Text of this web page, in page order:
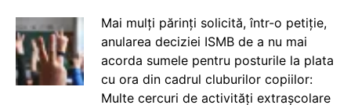
Mai mulți părinți solicită, într-o petiție,
anularea deciziei ISMB de a nu mai
acorda sumele pentru posturile la plata
cu ora din cadrul cluburilor copiilor:
Multe cercuri de activități extrașcolare